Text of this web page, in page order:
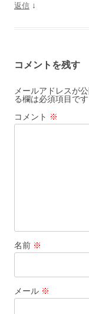
返信 ↓
コメントを残す
メールアドレスが
る欄は必須項目です
コメント ※
名前 ※
メール ※